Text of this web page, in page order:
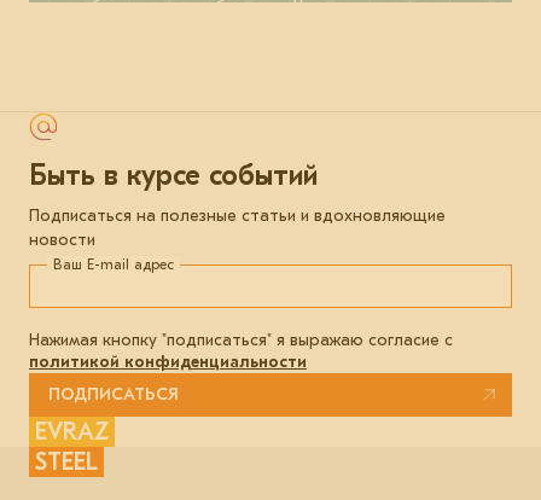
Быть в курсе событий
Подписаться на полезные статьи и вдохновляющие
новости
Ваш E-mail адрес
Нажимая кнопку "подписаться" я выражаю согласие с
политикой конфиденциальности
ПОДПИСАТЬСЯ
EVRAZ
STEEL